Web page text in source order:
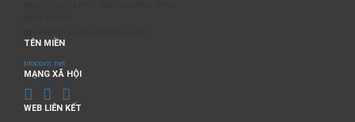
TÊN MIỀN
titocovn.net
MẠNG XÃ HỘI
WEB LIÊN KẾT